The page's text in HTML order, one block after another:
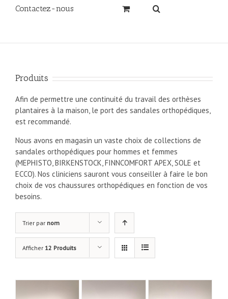
Contactez-nous
Produits
Afin de permettre une continuité du travail des orthèses
plantaires à la maison, le port des sandales orthopédiques,
est recommandé.
Nous avons en magasin un vaste choix de collections de
sandales orthopédiques pour hommes et femmes
(MEPHISTO, BIRKENSTOCK, FINNCOMFORT APEX, SOLE et
ECCO). Nos cliniciens sauront vous conseiller à faire le bon
choix de vos chaussures orthopédiques en fonction de vos
besoins.
Trier par nom
Afficher 12 Produits